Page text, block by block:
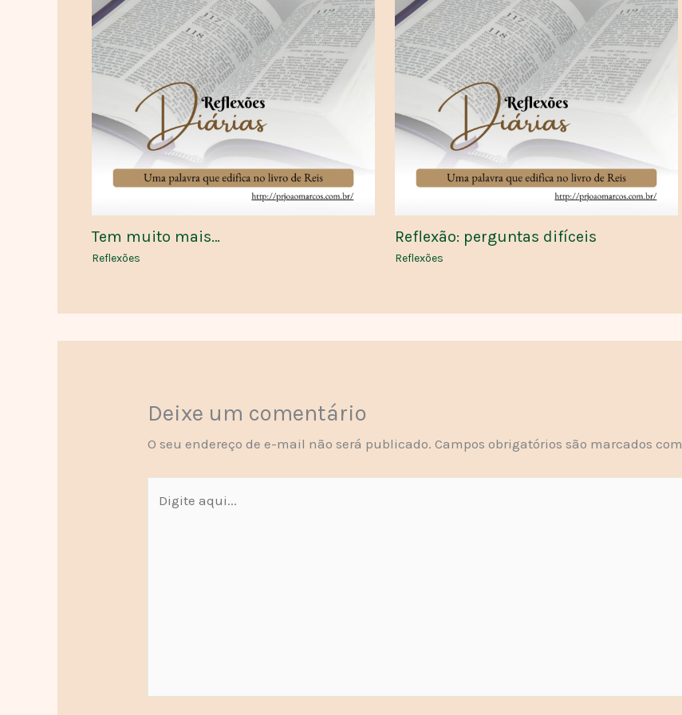
Tem muito mais…
Reflexões
Reflexão: perguntas difíceis
Reflexões
Deixe um comentário
O seu endereço de e-mail não será publicado. Campos obrigatórios são marcados com
aqui...